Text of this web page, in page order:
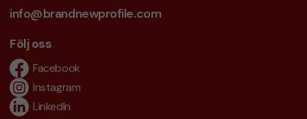
info@brandnewprofile.com
Följ oss
Facebook
Instagram
LinkedIn